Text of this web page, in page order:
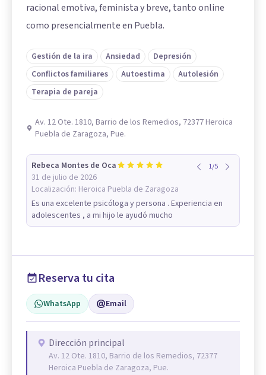
racional emotiva, feminista y breve, tanto online
como presencialmente en Puebla.
Gestión de la ira Ansiedad
Depresión
Conflictos familiares
Autoestima
Autolesión
Terapia de pareja
Av. 12 Ote. 1810, Barrio de los Remedios, 72377 Heroica
Puebla de Zaragoza, Pue.
Rebeca Montes de Oca
31 de julio de 2026
Localización: Heroica Puebla de Zaragoza
1/5
Es una excelente psicóloga y persona . Experiencia en
adolescentes , a mi hijo le ayudó mucho
Reserva tu cita
WhatsApp Email
Dirección principal
Av. 12 Ote. 1810, Barrio de los Remedios, 72377
Heroica Puebla de Zaragoza, Pue.